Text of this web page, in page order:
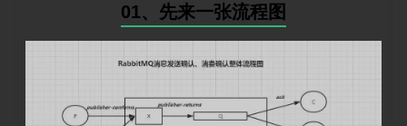
01、先来一张流程图